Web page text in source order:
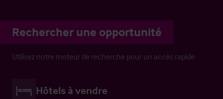
Rechercher une opportunité
Utilisez notre moteur de recherche pour un accès rapide
Hôtels à vendre